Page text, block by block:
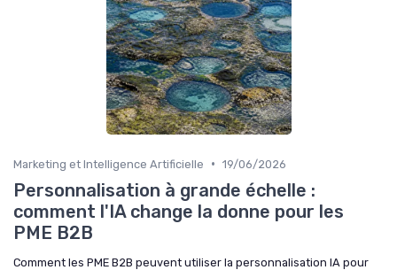
Marketing et Intelligence Artificielle • 19/06/2026
Personnalisation à grande échelle :
comment l'IA change la donne pour les
PME B2B
Comment les PME B2B peuvent utiliser la personnalisation IA pour